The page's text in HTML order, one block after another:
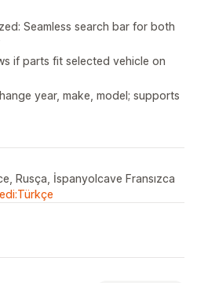
Seamless search bar for both
if parts fit selected vehicle on
year, make, model; supports
Rusça, İspanyolcave Fransızca